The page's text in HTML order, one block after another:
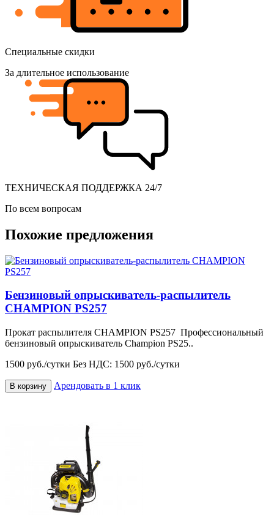
Специальные скидки
За длительное использование
ТЕХНИЧЕСКАЯ ПОДДЕРЖКА 24/7
По всем вопросам
Похожие предложения
Бензиновый опрыскиватель-распылитель
CHAMPION PS257
Прокат распылителя CHAMPION PS257 Профессиональный
бензиновый опрыскиватель Champion PS25..
1500 руб./сутки Без НДС: 1500 руб./сутки
В корзину Арендовать в 1 клик